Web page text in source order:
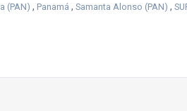
(PAN) , Panamá , Samanta Alonso (PAN) ,